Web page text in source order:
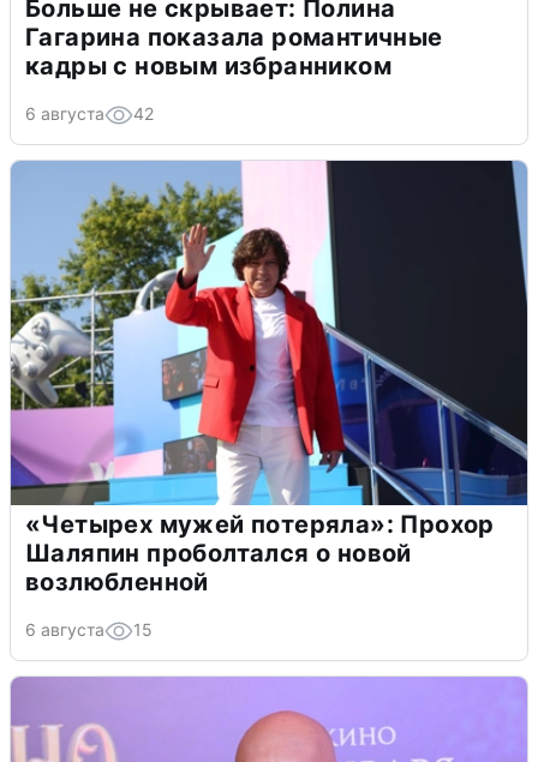
Больше не скрывает: Полина
Гагарина показала романтичные
кадры с новым избранником
6 августа 42
«Четырех мужей потеряла»: Прохор
Шаляпин проболтался о новой
возлюбленной
6 августа 15